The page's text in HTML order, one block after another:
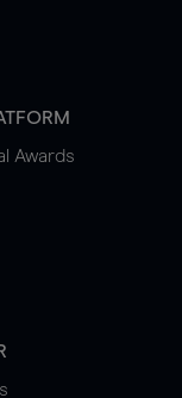
Awards